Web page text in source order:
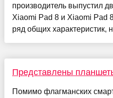
производитель выпустил
Xiaomi Pad 8 и Xiaomi Pad
ряд общих характеристик,
Представлены
Помимо флагманских